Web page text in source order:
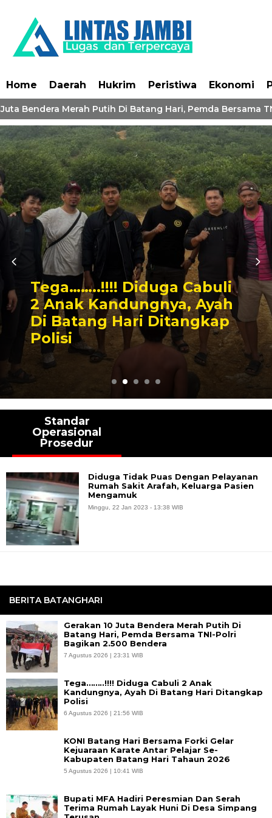
Home Daerah Hukrim Peristiwa Ekonomi
Bendera Merah Putih Di Batang Hari, Pemda Bersama
Tega……..!!!! Diduga Cabuli
2 Anak Kandungnya, Ayah
Di Batang Hari Ditangkap
Polisi
BERITA BATANGHARI
Gerakan 10 Juta Bendera Merah Putih Di
Batang Hari, Pemda Bersama TNI-Polri
Bagikan 2.500 Bendera
7 Agustus 2026 | 23:31 WIB
Tega……..!!!! Diduga Cabuli 2 Anak
Kandungnya, Ayah Di Batang Hari Ditangkap
Polisi
6 Agustus 2026 | 21:56 WIB
KONI Batang Hari Bersama Forki Gelar
Kejuaraan Karate Antar Pelajar Se-
Kabupaten Batang Hari Tahaun 2026
5 Agustus 2026 | 10:41 WIB
Bupati MFA Hadiri Peresmian Dan Serah
Terima Rumah Layak Huni Di Desa Simpang
Standar
Operasional
Prosedur
Diduga Tidak Puas Dengan Pelayanan
Rumah Sakit Arafah, Keluarga Pasien
Mengamuk
Minggu, 22 Jan 2023 - 13:38 WIB